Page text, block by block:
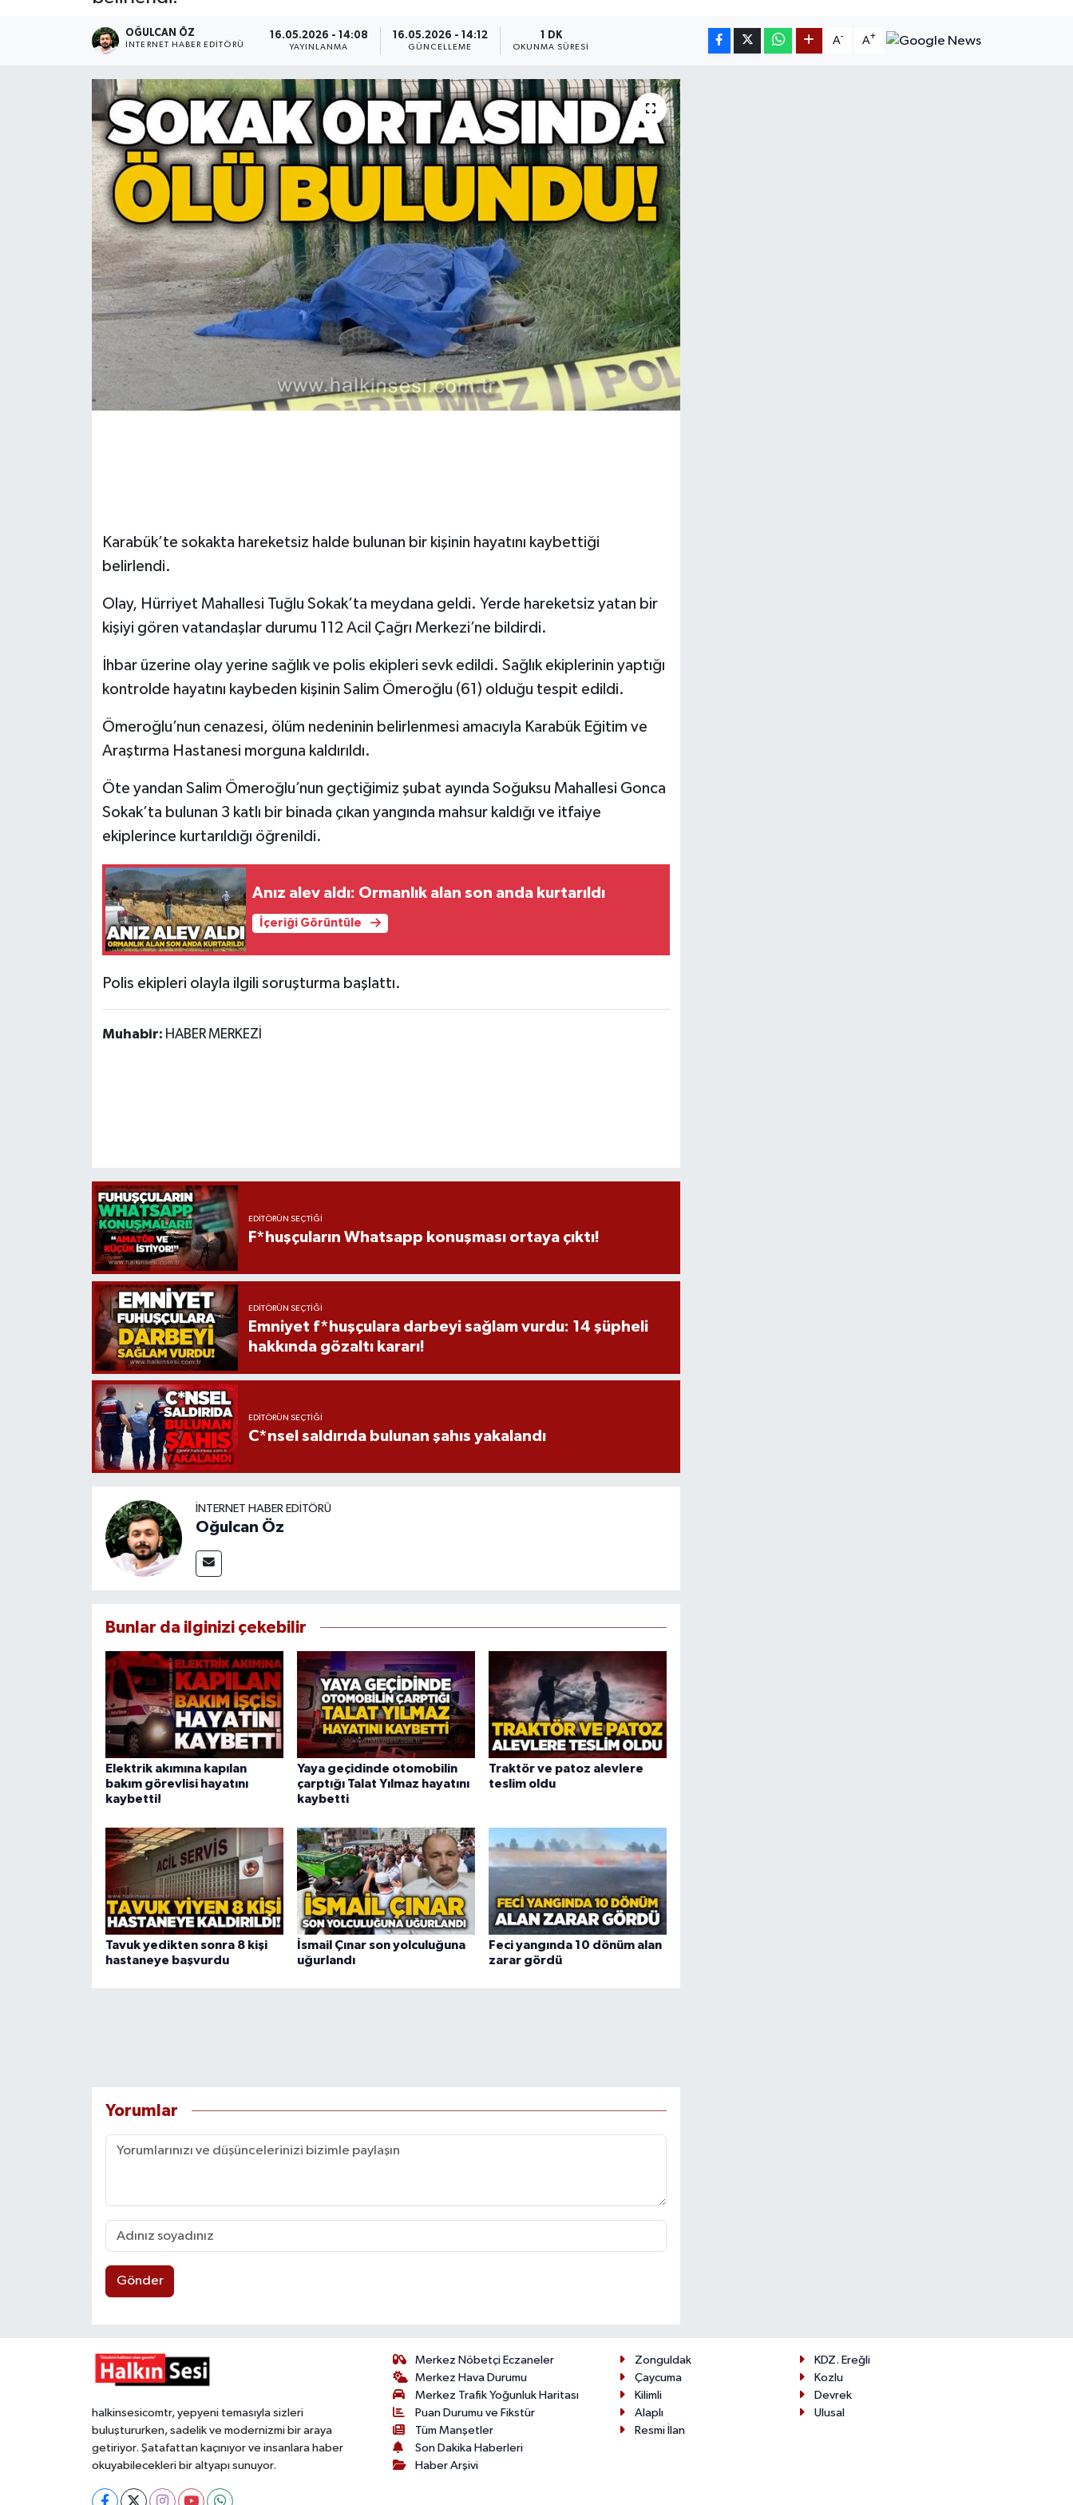
OĞULCAN ÖZ
İNTERNET HABER EDITÖRÜ
16.05.2026 - 14:08
YAYINLANMA
16.05.2026 - 14:12
GÜNCELLEME
1 DK
OKUNMA SÜRESI
A- A+
Karabük’te sokakta hareketsiz halde bulunan bir kişinin hayatını kaybettiği
belirlendi.
Olay, Hürriyet Mahallesi Tuğlu Sokak’ta meydana geldi. Yerde hareketsiz yatan bir
kişiyi gören vatandaşlar durumu 112 Acil Çağrı Merkezi’ne bildirdi.
İhbar üzerine olay yerine sağlık ve polis ekipleri sevk edildi. Sağlık ekiplerinin yaptığı
kontrolde hayatını kaybeden kişinin Salim Ömeroğlu (61) olduğu tespit edildi.
Ömeroğlu’nun cenazesi, ölüm nedeninin belirlenmesi amacıyla Karabük Eğitim ve
Araştırma Hastanesi morguna kaldırıldı.
Öte yandan Salim Ömeroğlu’nun geçtiğimiz şubat ayında Soğuksu Mahallesi Gonca
Sokak’ta bulunan 3 katlı bir binada çıkan yangında mahsur kaldığı ve itfaiye
ekiplerince kurtarıldığı öğrenildi.
Anız alev aldı: Ormanlık alan son anda kurtarıldı
İçeriği Görüntüle
Polis ekipleri olayla ilgili soruşturma başlattı.
Muhabir: HABER MERKEZİ
EDITÖRÜN SEÇTIĞI
F*huşçuların Whatsapp konuşması ortaya çıktı!
EDITÖRÜN SEÇTIĞI
Emniyet f*huşçulara darbeyi sağlam vurdu: 14 şüpheli
hakkında gözaltı kararı!
EDITÖRÜN SEÇTIĞI
C*nsel saldırıda bulunan şahıs yakalandı
İNTERNET HABER EDITÖRÜ
Oğulcan Öz
Bunlar da ilginizi çekebilir
Elektrik akımına kapılan
bakım görevlisi hayatını
kaybetti!
Yaya geçidinde otomobilin
çarptığı Talat Yılmaz hayatını
kaybetti
Traktör ve patoz alevlere
teslim oldu
Tavuk yedikten sonra 8 kişi
hastaneye başvurdu
İsmail Çınar son yolculuğuna
uğurlandı
Feci yangında 10 dönüm alan
zarar gördü
Yorumlar
Gönder
halkinsesicomtr, yepyeni temasıyla sizleri
buluştururken, sadelik ve modernizmi bir araya
getiriyor. Şatafattan kaçınıyor ve insanlara haber
okuyabilecekleri bir altyapı sunuyor.
Merkez Nöbetçi Eczaneler
Merkez Hava Durumu
Merkez Trafik Yoğunluk Haritası
Puan Durumu ve Fikstür
Tüm Manşetler
Son Dakika Haberleri
Haber Arşivi
Zonguldak
KDZ. Ereğli
Çaycuma
Kozlu
Kilimli
Devrek
Alaplı
Ulusal
Resmi İlan
BİLİM VE TEKNOLOJİ
Ekonomi
Gökçebey
Kültür - Sanat
MAGAZİN
Resmi İlan